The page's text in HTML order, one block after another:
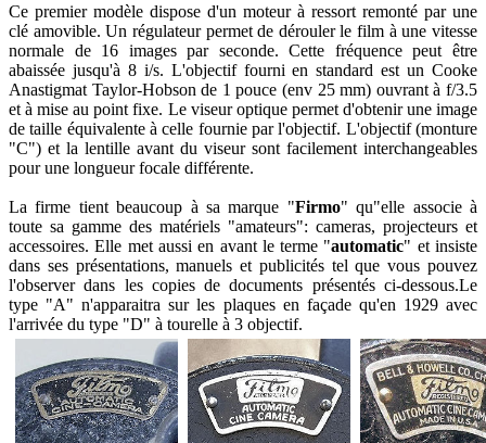
Ce premier modèle dispose d'un moteur à ressort remonté par une
clé amovible. Un régulateur permet de dérouler le film à une vitesse
normale de 16 images par seconde. Cette fréquence peut être
abaissée jusqu'à 8 i/s. L'objectif fourni en standard est un Cooke
Anastigmat Taylor-Hobson de 1 pouce (env 25 mm) ouvrant à f/3.5
et à mise au point fixe. Le viseur optique permet d'obtenir une image
de taille équivalente à celle fournie par l'objectif. L'objectif (monture
"C") et la lentille avant du viseur sont facilement interchangeables
pour une longueur focale différente.
La firme tient beaucoup à sa marque "Firmo" qu"elle associe à
toute sa gamme des matériels "amateurs": cameras, projecteurs et
accessoires. Elle met aussi en avant le terme "automatic" et insiste
dans ses présentations, manuels et publicités tel que vous pouvez
l'observer dans les copies de documents présentés ci-dessous.Le
type "A" n'apparaitra sur les plaques en façade qu'en 1929 avec
l'arrivée du type "D" à tourelle à 3 objectif.